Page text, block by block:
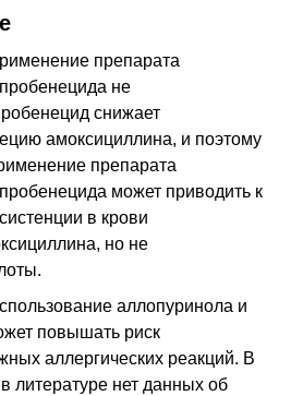
препарата
не
снижает
амоксициллина, и поэтому
препарата
может приводить к
в крови
но не
аллопуринола и
повышать риск
аллергических реакций. В
литературе нет данных об